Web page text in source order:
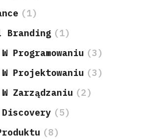
(1)
Branding (1)
Programowaniu (3)
Projektowaniu (3)
Zarządzaniu (2)
(5)
(8)